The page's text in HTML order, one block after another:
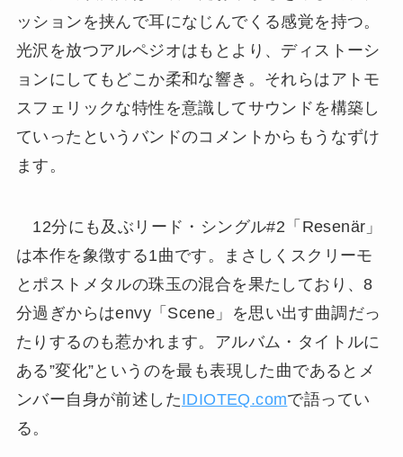
ッションを挟んで耳になじんでくる感覚を持つ。
光沢を放つアルペジオはもとより、ディストーシ
ョンにしてもどこか柔和な響き。それらはアトモ
スフェリックな特性を意識してサウンドを構築し
ていったというバンドのコメントからもうなずけ
ます。
12分にも及ぶリード・シングル#2「Resenär」
は本作を象徴する1曲です。まさしくスクリーモ
とポストメタルの珠玉の混合を果たしており、8
分過ぎからはenvy「Scene」を思い出す曲調だっ
たりするのも惹かれます。アルバム・タイトルに
ある”変化”というのを最も表現した曲であるとメ
ンバー自身が前述したIDIOTEQ.comで語ってい
る。